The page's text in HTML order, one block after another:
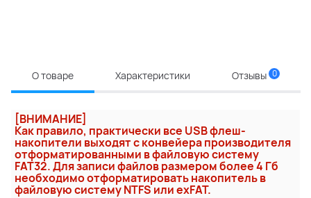
О товаре Характеристики Отзывы 0
[ВНИМАНИЕ]
Как правило, практически все USB флеш-
накопители выходят с конвейера производителя
отформатированными в файловую систему
FAT32. Для записи файлов размером более 4 Гб
необходимо отформатировать накопитель в
файловую систему NTFS или exFAT.